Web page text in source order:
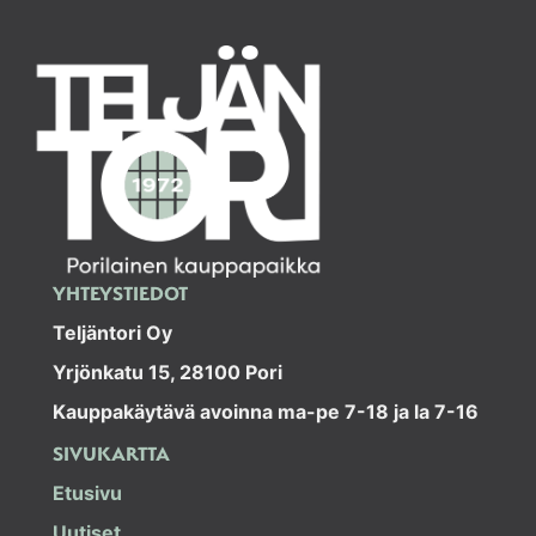
YHTEYSTIEDOT
Teljäntori Oy
Yrjönkatu 15, 28100 Pori
Kauppakäytävä avoinna ma-pe 7-18 ja la 7-16
SIVUKARTTA
Etusivu